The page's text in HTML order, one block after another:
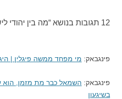
12 תגובות בנושא “ מה בין יהודי
פינגבאק: מי מפחד ממשה פיגלין |
פינגבאק: השמאל כבר מת מזמן, הוא
בשיגעון